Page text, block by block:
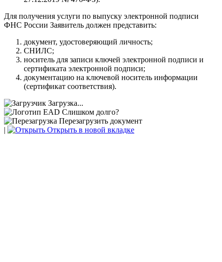
Для получения услуги по выпуску электронной подписи
ФНС России Заявитель должен представить:
документ, удостоверяющий личность;
СНИЛС;
носитель для записи ключей электронной подписи и
сертификата электронной подписи;
документацию на ключевой носитель информации
(сертификат соответствия).
Загрузка...
Слишком долго?
Перезагрузить документ
|
Открыть в новой вкладке